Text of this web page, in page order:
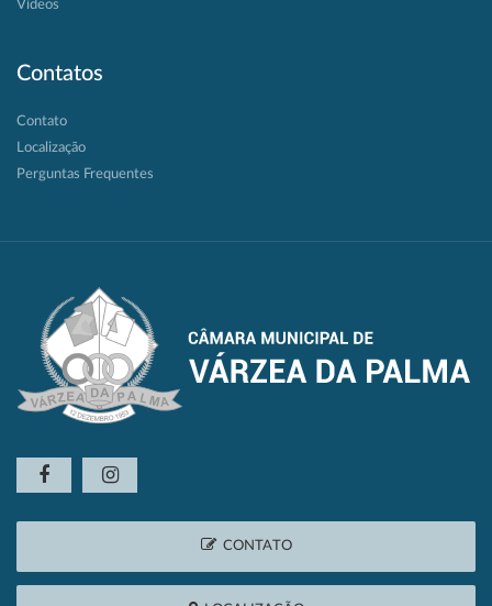
Vídeos
Contatos
Contato
Localização
Perguntas Frequentes
CONTATO